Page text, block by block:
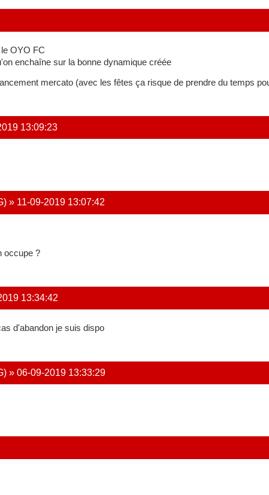
OYO FC
enchaîne sur la bonne dynamique créée
mercato (avec les fêtes ça risque de prendre du temps
13:09:23
» 11-09-2019 13:07:42
occupe ?
13:34:42
d'abandon je suis dispo
»06-09-2019 13:33:29